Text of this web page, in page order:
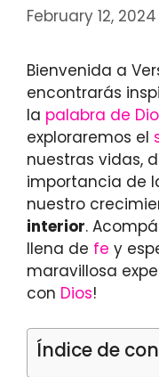
February 12, 2024
Bienvenida a
encontrarás
la palabra de
exploraremos el
nuestras vidas,
importancia de
nuestro
interior.
llena de fe y
maravillosa
con Dios!
Índice de